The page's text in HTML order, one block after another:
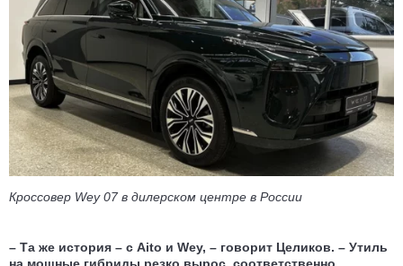
Кроссовер Wey 07 в дилерском центре в России
– Та же история – с Aito и Wey, – говорит Целиков. – Утиль
на мощные гибриды резко вырос, соответственно